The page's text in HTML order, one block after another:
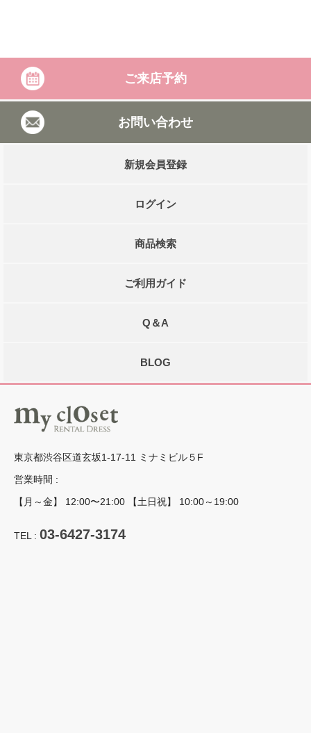
ご来店予約
お問い合わせ
新規会員登録
ログイン
商品検索
ご利用ガイド
Q＆A
BLOG
東京都渋谷区道玄坂1-17-11 ミナミビル５F
営業時間 :
【月～金】 12:00〜21:00 【土日祝】 10:00～19:00
TEL : 03-6427-3174